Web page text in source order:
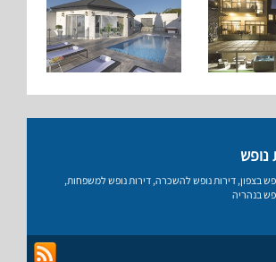
נופש
בצפון, דירות נופש להשכרה, דירות נופש למשפחות,
בנהריה